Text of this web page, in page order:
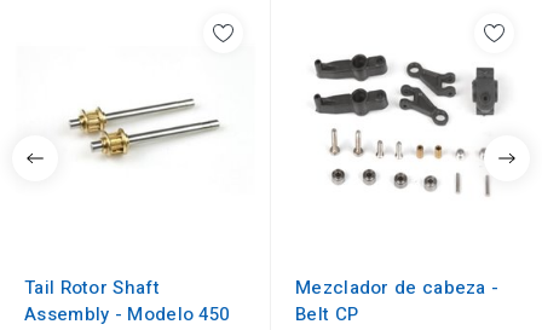
Tail Rotor Shaft
Assembly - Modelo 450
Mezclador de cabeza -
Belt CP